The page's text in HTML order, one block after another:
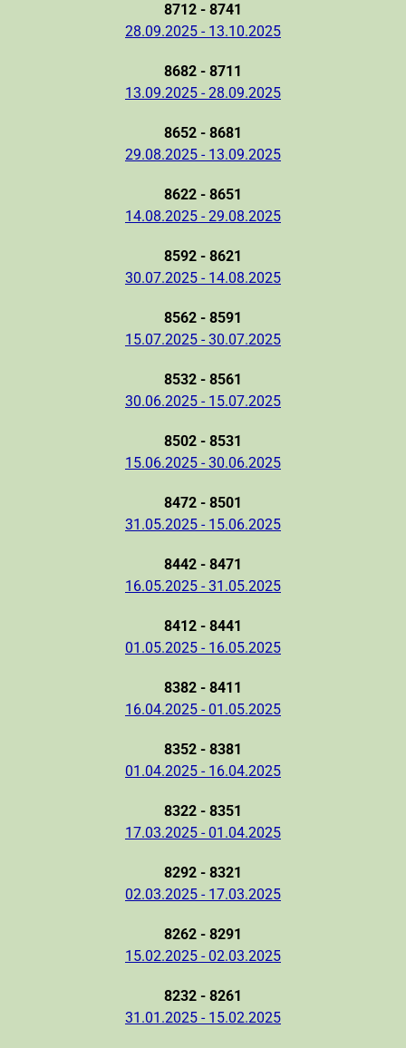
8712 - 8741
28.09.2025 - 13.10.2025
8682 - 8711
13.09.2025 - 28.09.2025
8652 - 8681
29.08.2025 - 13.09.2025
8622 - 8651
14.08.2025 - 29.08.2025
8592 - 8621
30.07.2025 - 14.08.2025
8562 - 8591
15.07.2025 - 30.07.2025
8532 - 8561
30.06.2025 - 15.07.2025
8502 - 8531
15.06.2025 - 30.06.2025
8472 - 8501
31.05.2025 - 15.06.2025
8442 - 8471
16.05.2025 - 31.05.2025
8412 - 8441
01.05.2025 - 16.05.2025
8382 - 8411
16.04.2025 - 01.05.2025
8352 - 8381
01.04.2025 - 16.04.2025
8322 - 8351
17.03.2025 - 01.04.2025
8292 - 8321
02.03.2025 - 17.03.2025
8262 - 8291
15.02.2025 - 02.03.2025
8232 - 8261
31.01.2025 - 15.02.2025